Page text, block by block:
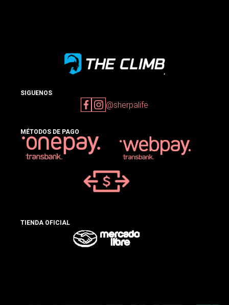
SIGUENOS
@sherpalife
MÉTODOS DE PAGO
TIENDA OFICIAL